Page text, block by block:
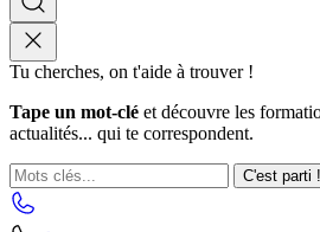
Tu cherches, on t'aide à trouver !
Tape un mot-clé et découvre les
actualités... qui te correspondent.
C'est parti !